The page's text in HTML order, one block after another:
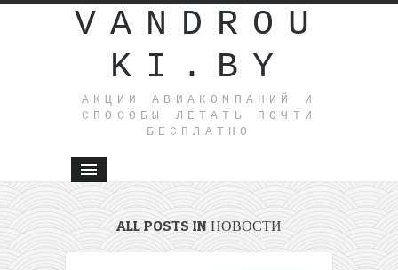
VANDROU
KI.BY
АКЦИИ АВИАКОМПАНИЙ И
СПОСОБЫ ЛЕТАТЬ ПОЧТИ
БЕСПЛАТНО
ALL POSTS IN НОВОСТИ